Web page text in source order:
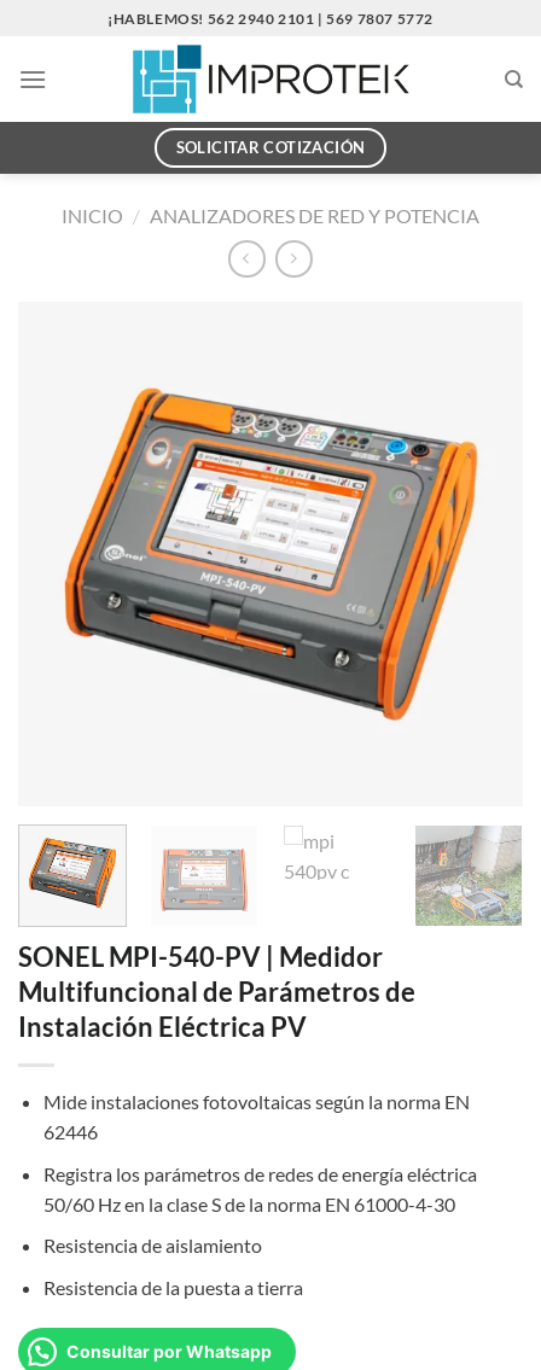
contenido
¡HABLEMOS! 562 2940 2101 | 569 7807 5772
SOLICITAR COTIZACIÓN
INICIO / ANALIZADORES DE RED Y POTENCIA
SONEL MPI-540-PV | Medidor
Multifuncional de Parámetros de
Instalación Eléctrica PV
Mide instalaciones fotovoltaicas según la norma EN
62446
Registra los parámetros de redes de energía eléctrica
50/60 Hz en la clase S de la norma EN 61000-4-30
Resistencia de aislamiento
Resistencia de la puesta a tierra
Consultar por Whatsapp